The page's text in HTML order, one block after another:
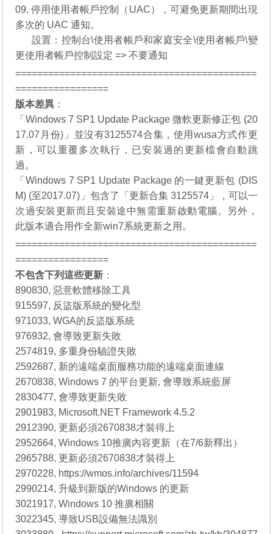
09. 停用使用者帳戶控制（UAC），可避免更新期間出現
多次的 UAC 通知。
設置：控制台\使用者帳戶和家庭安全\使用者帳戶\變
更使用者帳戶控制設定 => 不要通知
============================================
=================
版本差異 ：
「 Windows 7 SP1 Update Package 微軟更新修正包 (20
17.07月份) 」並沒有3125574合集，使用wusa方式作更
新，可以重覆多次執行，已安裝過的更新檔會自動跳
過。
「Windows 7 SP1 Update Package 的一鍵更新包 (DIS
M) (至2017.07) 」包含了「更新合集 3125574」，可以一
次過安裝更新而且安裝途中無需重新啟動電腦。另外，
此版本適合用作全新win7系統更新之用。
============================================
=================
不包含下列這些更新 ：
890830, 惡意軟體移除工具
915597, 反盜版系統的變化型
971033, WGA的反盜版系統
976932, 會導致更新失敗
2574819, 多重身份驗證失敗
2592687, 新的遠端桌面服務功能的遠端桌面連線
2670838, Windows 7 的平台更新, 會導致系統藍屏
2830477, 會導致更新失敗
2901983, Microsoft.NET Framework 4.5.2
2912390, 更新必須2670838才裝得上
2952664, Windows 10推廣內容更新（在7/6新釋出）
2965788, 更新必須2670838才裝得上
2970228, https://wmos.info/archives/11594
2990214, 升級到新版的Windows 的更新
3021917, Windows 10 推廣相關
3022345, 導致USB設備無法識別